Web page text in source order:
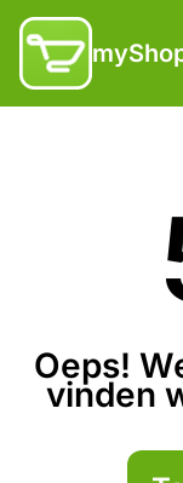
Oeps!
vinden